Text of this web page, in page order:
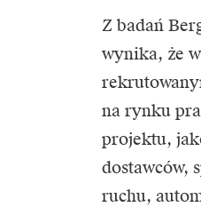
Z badań
wynika, że
na rynku
projektu,
dostawców,
ruchu,